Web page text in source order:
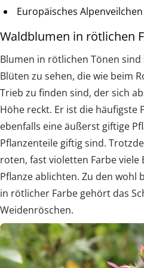
Europäisches Alpenveilchen
Waldblumen in rötlichen
Blumen in rötlichen Tönen
Blüten zu sehen, die wie beim
Trieb zu finden sind, der sich
Höhe reckt. Er ist die häufigste
ebenfalls eine äußerst giftige
Pflanzenteile giftig sind.
roten, fast violetten Farbe viele
Pflanze ablichten. Zu den wohl
in rötlicher Farbe gehört das
Weidenröschen.